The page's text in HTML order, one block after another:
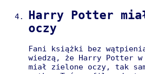
Harry Potter
oczy
Fani książki bez
wiedzą, że Harry Potter
miał zielone oczy, tak